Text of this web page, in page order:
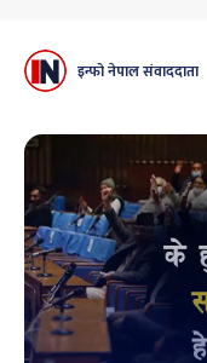
इन्फो नेपाल संवाददाता